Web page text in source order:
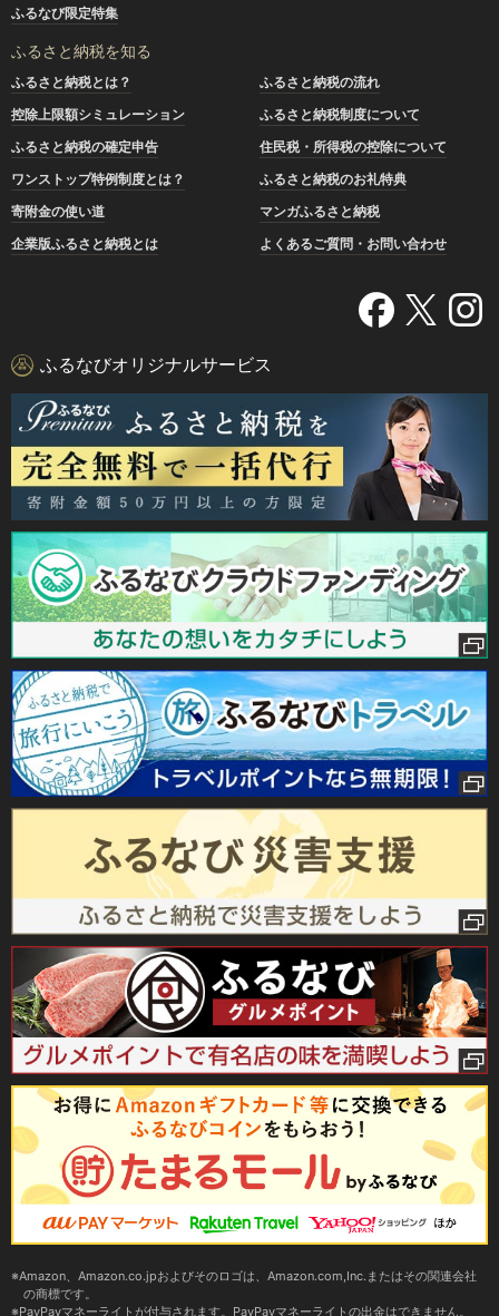
ふるなび限定特集
ふるさと納税を知る
ふるさと納税とは？
ふるさと納税の流れ
控除上限額シミュレーション
ふるさと納税制度について
ふるさと納税の確定申告
住民税・所得税の控除について
ワンストップ特例制度とは？
ふるさと納税のお礼特典
寄附金の使い道
マンガふるさと納税
企業版ふるさと納税とは
よくあるご質問・お問い合わせ
ふるなびオリジナルサービス
Amazon、Amazon.co.jpおよびそのロゴは、Amazon.com,Inc.またはその関連会社
の商標です。
PayPayマネーライトが付与されます。PayPayマネーライトの出金はできません。